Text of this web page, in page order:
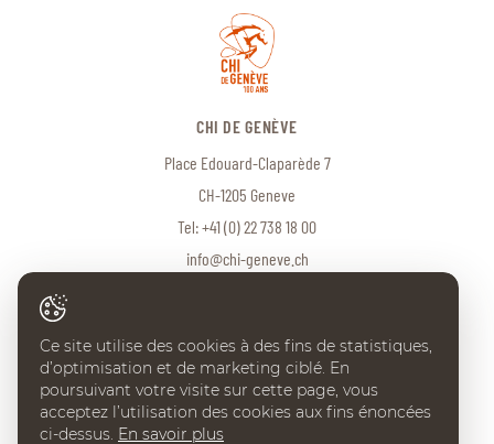
CHI DE GENÈVE
Place Edouard-Claparède 7
CH-1205 Geneve
Tel:+41 (0) 22 738 18 00
info@chi-geneve.ch
© 2026 CHI de Genève. Tous droits réservés
Created with♥byArtionet· Generated with IceCube2.Net
Ce site utilise des cookies à des fins de statistiques,
d’optimisation et de marketing ciblé. En
poursuivant votre visite sur cette page, vous
acceptez l’utilisation des cookies aux fins énoncées
ci-dessus. En savoir plus